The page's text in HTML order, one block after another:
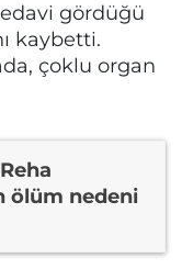
gördüğü
kaybetti.
çoklu organ
ölüm nedeni